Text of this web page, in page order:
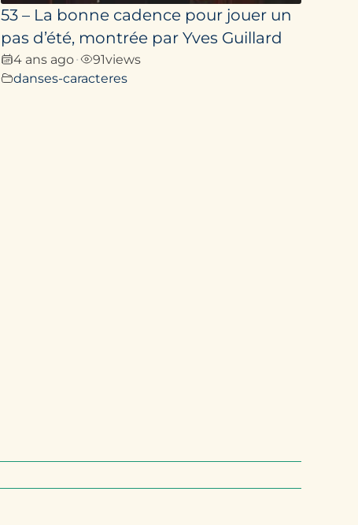
53 – La bonne cadence pour jouer un
pas d’été, montrée par Yves Guillard
4 ans ago• 91views
danses-caracteres